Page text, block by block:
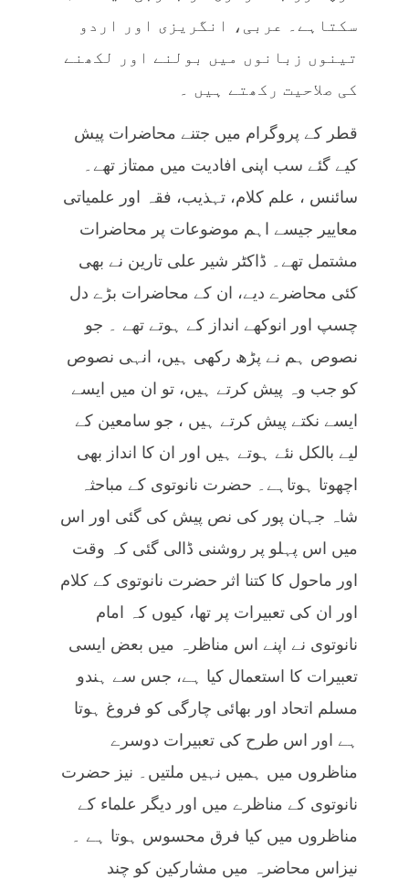
سکتاہے۔ عربی، انگریزی اور اردو
تینوں زبانوں میں بولنے اور لکھنے
کی صلاحیت رکھتے ہیں ۔
قطر کے پروگرام میں جتنے محاضرات پیش
کیے گئے سب اپنی افادیت میں ممتاز تھے۔
سائنس ، علم کلام، تہذیب، فقہ اور علمیاتی
معاییر جیسے اہم موضوعات پر محاضرات
مشتمل تھے۔ ڈاکٹر شیر علی تارین نے بھی
کئی محاضرے دیے، ان کے محاضرات بڑے دل
چسپ اور انوکھے انداز کے ہوتے تھے ۔ جو
نصوص ہم نے پڑھ رکھی ہیں، انہی نصوص
کو جب وہ پیش کرتے ہیں، تو ان میں ایسے
ایسے نکتے پیش کرتے ہیں ، جو سامعین کے
لیے بالکل نئے ہوتے ہیں اور ان کا انداز بھی
اچھوتا ہوتاہے۔ حضرت نانوتوی کے مباحثہ
شاہ جہان پور کی نص پیش کی گئی اور اس
میں اس پہلو پر روشنی ڈالی گئی کہ وقت
اور ماحول کا کتنا اثر حضرت نانوتوی کے کلام
اور ان کی تعبیرات پر تھا، کیوں کہ امام
نانوتوی نے اپنے اس مناظرہ میں بعض ایسی
تعبیرات کا استعمال کیا ہے، جس سے ہندو
مسلم اتحاد اور بھائی چارگی کو فروغ ہوتا
ہے اور اس طرح کی تعبیرات دوسرے
مناظروں میں ہمیں نہیں ملتیں۔ نیز حضرت
نانوتوی کے مناظرے میں اور دیگر علماء کے
مناظروں میں کیا فرق محسوس ہوتا ہے ۔
نیزاس محاضرہ میں مشارکین کو چند